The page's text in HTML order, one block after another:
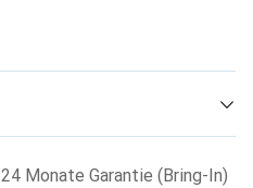
24 Monate Garantie (Bring-In)